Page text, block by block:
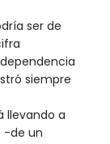
ser de
siempre
llevando a
-de un